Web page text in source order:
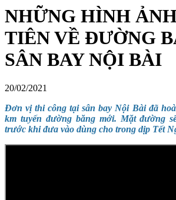
NHỮNG HÌNH
TIÊN VỀ ĐƯỜNG
SÂN BAY NỘI BÀI
20/02/2021
Đơn vị thi công tại sân bay Nội Bài đã
km tuyến đường băng mới. Mặt đường
trước khi đưa vào dùng cho trong dịp Tết